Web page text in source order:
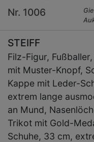
Nr. 1006
STEIFF
Filz-Figur,
mit Muster-Knopf,
Kappe mit Leder-
extrem lange
an Mund,
Trikot mit Gold-
Schuhe, 33 cm,